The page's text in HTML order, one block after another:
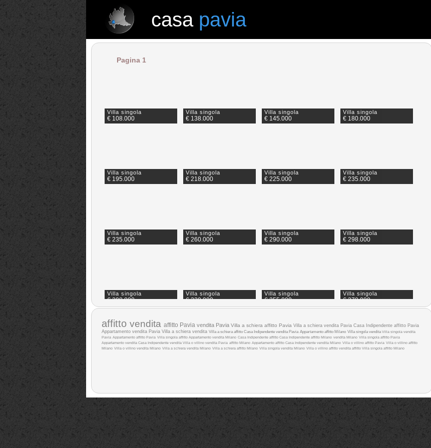
casa pavia
Pagina 1
Villa singola
€ 108.000
Villa singola
€ 138.000
Villa singola
€ 145.000
Villa singola
€ 180.000
Villa singola
€ 195.000
Villa singola
€ 218.000
Villa singola
€ 225.000
Villa singola
€ 235.000
Villa singola
€ 235.000
Villa singola
€ 260.000
Villa singola
€ 290.000
Villa singola
€ 298.000
Villa singola
€ 298.000
Villa singola
€ 320.000
Villa singola
€ 355.000
Villa singola
€ 370.000
Villa singola
€ 420.000
Villa singola
€ 485.000
Villa singola
€ 495.000
Villa singola
€ 650.000
affitto vendita affitto Pavia vendita Pavia Villa a schiera affitto Pavia Villa a schiera vendita Pavia Casa Indipendente affitto Pavia
Appartamento vendita Pavia Villa a schiera vendita Villa a schiera affitto Casa Indipendente vendita Pavia Appartamento affitto Milano Villa singola venditaVilla singola vendita
Pavia Appartamento affitto Pavia Villa singola affitto Appartamento vendita Milano Casa Indipendente affitto Casa Indipendente affitto Milano vendita Milano Villa singola affitto Pavia
Appartamento vendita Casa Indipendente vendita Villa o villino vendita Pavia affitto Milano Appartamento affitto Casa Indipendente vendita Milano Villa o villino affitto Pavia Villa o villino affitto
Milano Villa o villino vendita Milano Villa a schiera vendita Milano Villa a schiera affitto Milano Villa singola vendita Milano Villa o villino affitto vendita affitto Villa singola affitto Milano
pavia